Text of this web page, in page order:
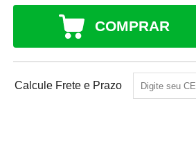
COMPRAR
Calcule Frete e Prazo